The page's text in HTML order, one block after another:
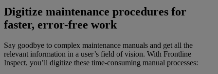
Digitize maintenance procedures for
faster, error-free work
Say goodbye to complex maintenance manuals and get all the
relevant information in a user’s field of vision. With Frontline
Inspect, you’ll digitize these time-consuming manual processes: